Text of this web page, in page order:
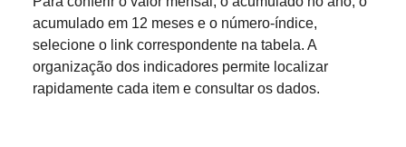
acumulado em 12 meses e o número-índice,
selecione o link correspondente na tabela. A
organização dos indicadores permite localizar
rapidamente cada item e consultar os dados.